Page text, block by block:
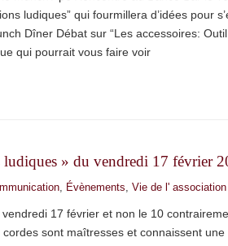
ludiques” qui fourmillera d’idées pour
Dîner Débat sur “Les accessoires:
qui pourrait vous faire voir
» du vendredi 17 février
, Évènements, Vie de l' association
17 février et non le 10
sont maîtresses et connaissent une